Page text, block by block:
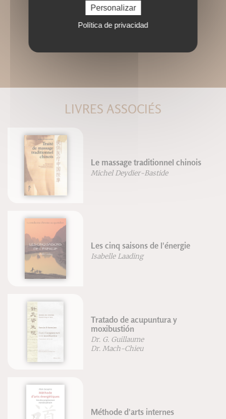
LIVRES ASSOCIÉS
Le massage traditionnel chinois
Michel Deydier-Bastide
Les cinq saisons de l'énergie
Isabelle Laading
Tratado de acupuntura y
moxibustión
Dr. G. Guillaume
Dr. Mach-Chieu
Méthode d'arts internes
Personalizar
Política de privacidad